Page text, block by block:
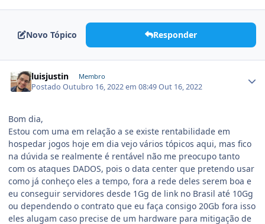
Novo Tópico Responder
luisjustin Membro
PostadoOutubro 16, 2022 em 08:49Out 16, 2022
Bom dia,
Estou com uma em relação a se existe rentabilidade em
hospedar jogos hoje em dia vejo vários tópicos aqui, mas fico
na dúvida se realmente é rentável não me preocupo tanto
com os ataques DADOS, pois o data center que pretendo usar
como já conheço eles a tempo, fora a rede deles serem boa e
eu conseguir servidores desde 1Gg de link no Brasil até 10Gg
ou dependendo o contrato que eu faça consigo 20Gb fora isso
eles alugam caso precise de um hardware para mitigação de